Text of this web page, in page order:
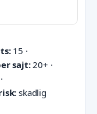
15 ·
sajt:20+ ·
skadlig